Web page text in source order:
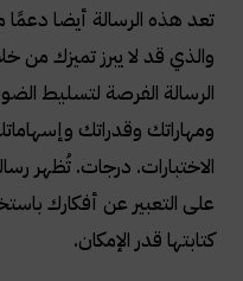
تعد هذه الرسالة أيضا دعمًا
والذي قد لا يبرز تميزك من
الرسالة الفرصة لتسليط
ومهاراتك وقدراتك
الاختبارات. درجات. تُظهر
على التعبير عن أفكارك
كتابتها قدر الإمكان.